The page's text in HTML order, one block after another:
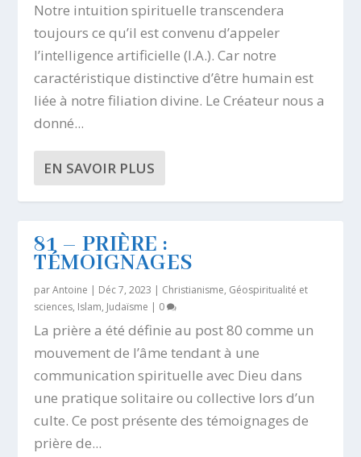
Notre intuition spirituelle transcendera
toujours ce qu’il est convenu d’appeler
l’intelligence artificielle (I.A.). Car notre
caractéristique distinctive d’être humain est
liée à notre filiation divine. Le Créateur nous a
donné...
EN SAVOIR PLUS
81 – PRIÈRE :
TÉMOIGNAGES
parAntoine | Déc 7, 2023 | Christianisme, Géospiritualité et
sciences, Islam, Judaïsme | 0
La prière a été définie au post 80 comme un
mouvement de l’âme tendant à une
communication spirituelle avec Dieu dans
une pratique solitaire ou collective lors d’un
culte. Ce post présente des témoignages de
prière de...